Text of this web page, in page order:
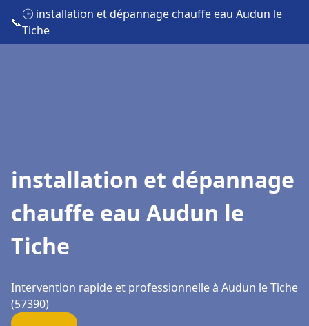
📞
🕒 installation et dépannage chauffe eau Audun le
Tiche
installation et dépannage
chauffe eau Audun le
Tiche
Intervention rapide et professionnelle à Audun le Tiche
(57390)